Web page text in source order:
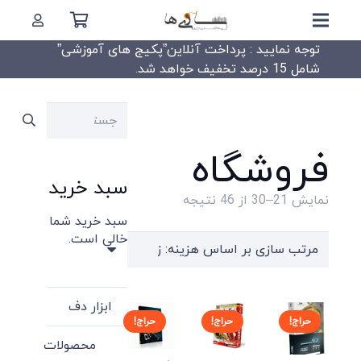
توجه نمایید : پرداخت آنلاین”پکیج های آموزشی”
شامل 15 درصد تخفیف خواهد شد.
فروشگاه
نمایش 21–30 از 46 نتیجه
price:
low
حراج! حراج! حراج!
جستجو
سبد خرید
سبد خرید شما
خالی است.
ابزار دف
محصولات